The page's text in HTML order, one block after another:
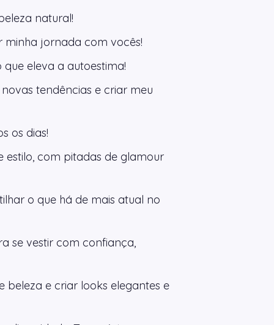
natural!
minha jornada com vocês!
eleva a autoestima!
tendências e criar meu
os dias!
estilo, com pitadas de glamour
o que há de mais atual no
se vestir com confiança,
beleza e criar looks elegantes e